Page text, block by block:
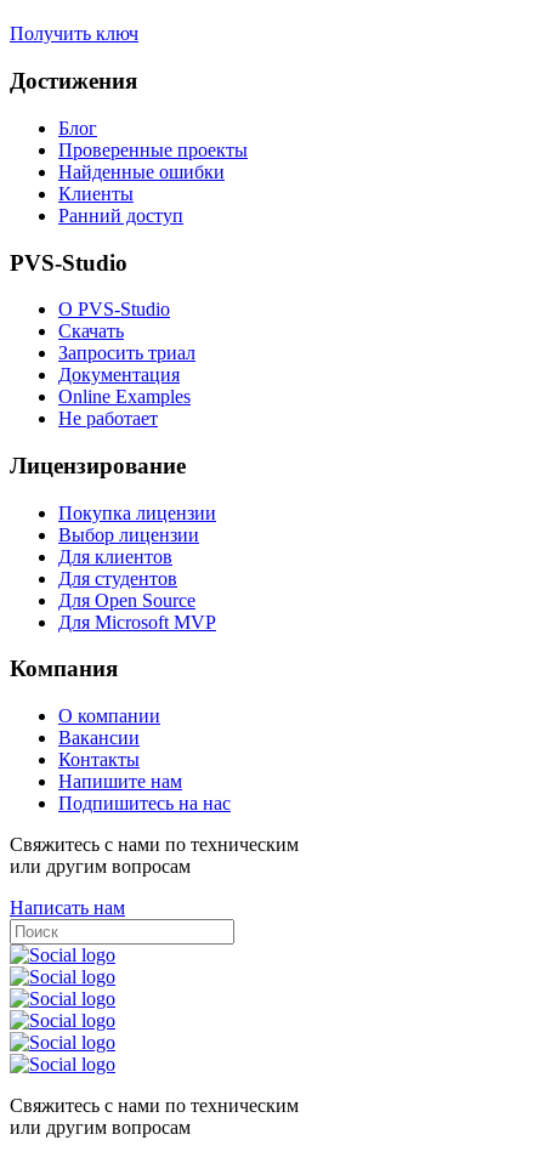
Получить ключ
Достижения
Блог
Проверенные проекты
Найденные ошибки
Клиенты
Ранний доступ
PVS-Studio
О PVS-Studio
Скачать
Запросить триал
Документация
Online Examples
Не работает
Лицензирование
Покупка лицензии
Выбор лицензии
Для клиентов
Для студентов
Для Open Source
Для Microsoft MVP
Компания
О компании
Вакансии
Контакты
Напишите нам
Подпишитесь на нас
Свяжитесь с нами по техническим
или другим вопросам
Написать нам
Свяжитесь с нами по техническим
или другим вопросам